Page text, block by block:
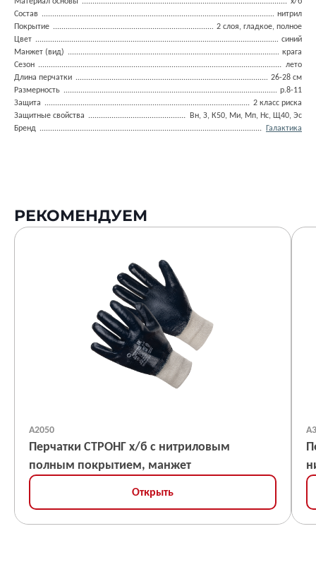
Состав
нитрил
Покрытие
2 слоя, гладкое, полное
Цвет
синий
Манжет (вид)
крага
Сезон
лето
Длина перчатки
26-28 см
Размерность
р.8-11
Защита
2 класс риска
Защитные свойства
Вн, З, К50, Ми, Мп, Нс, Щ40, Эс
Бренд
Галактика
РЕКОМЕНДУЕМ
А2050
Перчатки СТРОНГ х/б с нитриловым
полным покрытием, манжет
Открыть